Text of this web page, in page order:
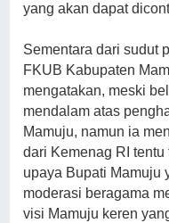
yang akan dapat
Sementara dari sudut
FKUB Kabupaten
mengatakan, meski
mendalam atas
Mamuju, namun ia
dari Kemenag RI
upaya Bupati Mamuju
moderasi beragama
visi Mamuju keren